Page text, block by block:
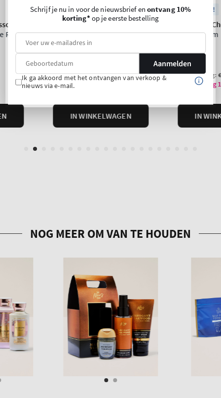
Schrijf je nu in voor de nieuwsbrief en ontvang 10%
korting*op je eerste bestelling
Aanmelden
Ik ga akkoord met het ontvangen van verkoop &
nieuws via e-mail.